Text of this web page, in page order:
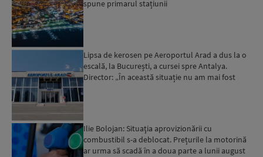
spune primarul stațiunii
Lipsa de kerosen pe Aeroportul Arad a dus la o
escală, la București, a cursei spre Antalya.
Director: „În această situație nu am mai fost
Ilie Bolojan: Situaţia aprovizionării cu
combustibil s-a deblocat. Prețurile la motorină
ar urma să scadă în a doua parte a lunii august